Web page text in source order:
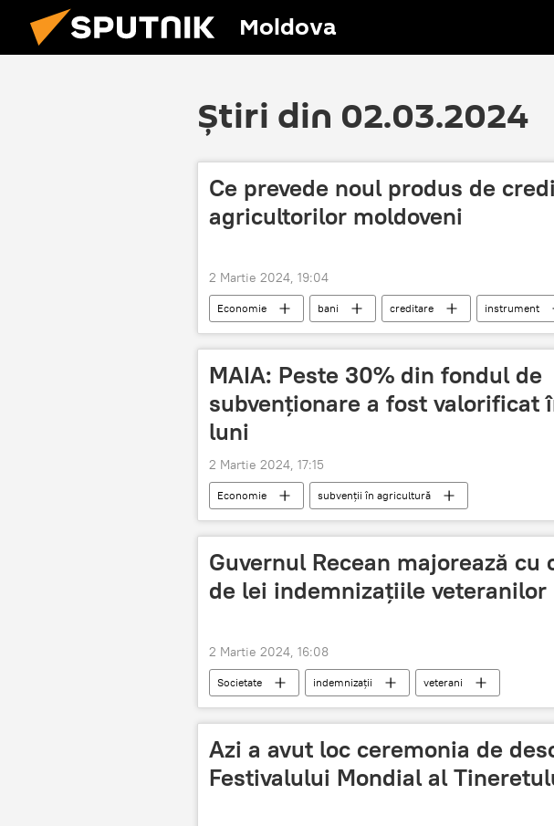
Moldova
Știri din 02.03.2024
Ce prevede noul produs de
agricultorilor moldoveni
2 Martie 2024, 19:04
Economie bani creditare instrument
MAIA: Peste 30% din fondul de
subvenționare a fost valorificat
luni
2 Martie 2024, 17:15
Economie subvenții în agricultură
Guvernul Recean majorează cu
de lei indemnizațiile veteranilor
2 Martie 2024, 16:08
Societate indemnizații veterani
Azi a avut loc ceremonia de
Festivalului Mondial al